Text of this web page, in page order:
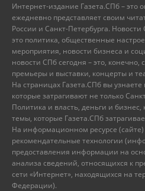
Интернет-издание Газета.СПб – это
ежедневно представляет своим
России и Санкт-Петербурга. Новости
это политика, общественные
мероприятия, новости бизнеса и
новости СПб сегодня – это, конечно,
премьеры и выставки, концерты и
На страницах Газета.СПб вы
которые затрагивают не только
Политика и власть, деньги и бизнес,
темы, которые Газета.СПб
На информационном ресурсе
рекомендательные технологии
предоставления информации на
анализа сведений, относящихся к
сети «Интернет», находящихся на
Федерации).